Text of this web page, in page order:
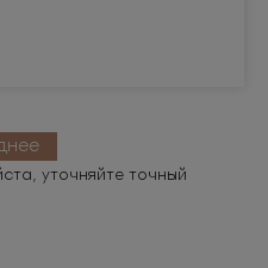
уточняйте точный